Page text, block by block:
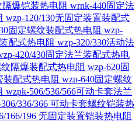
爆铠装热电阻 wrnk-440固定法
wzp-120/130无固定装置装配式
固定螺纹装配式热电阻 wzp-
配式热电阻 wzp-320/330活动法
420/430固定法兰装配式热电
隔爆装配式热电阻 wzp-620固
配式热电阻 wzp-640固定螺纹
wzpk-506/536/566可动卡套法兰
336/366 可动卡套螺纹铠装热
166/196 无固定装置铠装热电阻